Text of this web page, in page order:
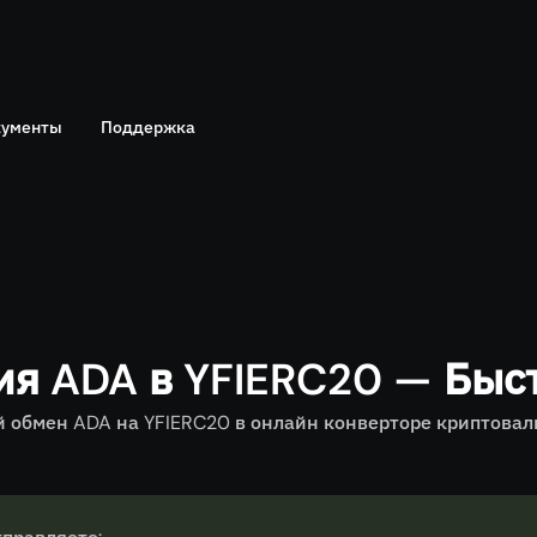
Поддержка
ADA в YFIERC20 —
ADA на YFIERC20 в онлайн конверторе